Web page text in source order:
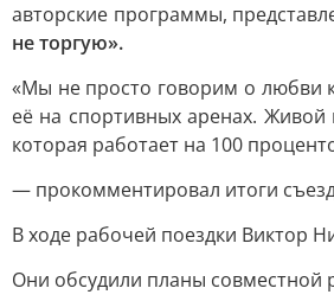
авторские программы,
не торгую».
«Мы не просто говорим о любви
её на спортивных аренах.
которая работает на 100
— прокомментировал итоги
В ходе рабочей поездки Виктор
Они обсудили планы совместной